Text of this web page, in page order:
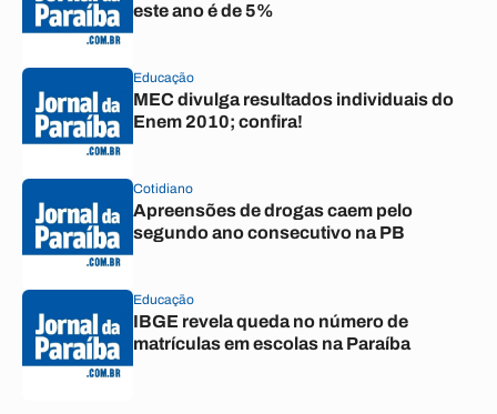
este ano é de 5%
Educação
MEC divulga resultados individuais do
Enem 2010; confira!
Cotidiano
Apreensões de drogas caem pelo
segundo ano consecutivo na PB
Educação
IBGE revela queda no número de
matrículas em escolas na Paraíba